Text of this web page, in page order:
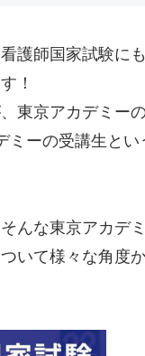
護師国家試験に
！
東京アカデミー
ミーの受講生とい
んな東京アカデ
いて様々な角度